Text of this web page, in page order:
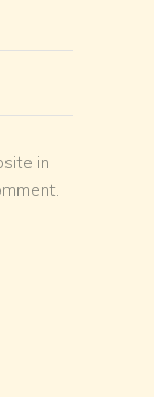
in